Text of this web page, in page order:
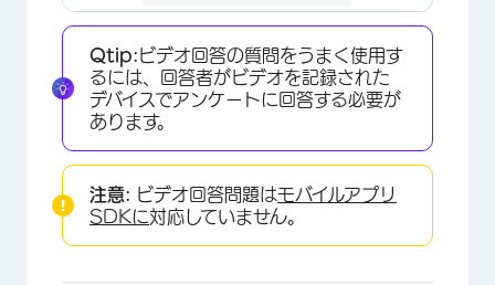
Qtip:ビデオ回答の質問をうまく使用す
るには、回答者がビデオを記録された
デバイスでアンケートに回答する必要が
あります。
注意: ビデオ回答問題はモバイルアプリ
SDKに対応していません。